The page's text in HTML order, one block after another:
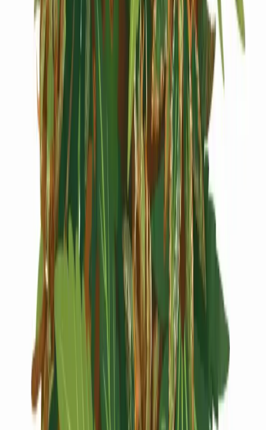
Cannabis Extrakte
Live Rosin